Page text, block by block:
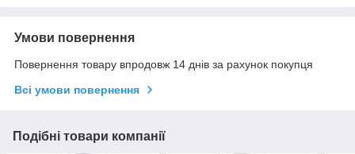
Умови повернення
Повернення товару впродовж 14 днів за рахунок покупця
Всі умови повернення
Подібні товари компанії